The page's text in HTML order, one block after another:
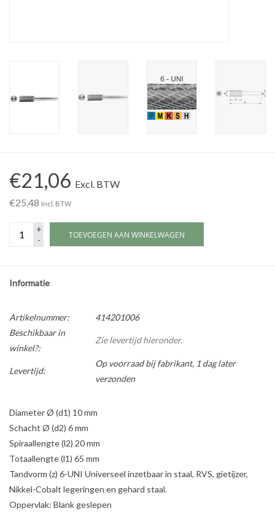
Verspaanbaar materiaal |
Machines |
Cadeaubonnen &
Relatiegeschenken |
Onderdelen |
Oliën & Smeermiddelen |
TIPS & KENNIS
€21,06 Excl. BTW
€25,48 Incl. BTW
+
-
TOEVOEGEN AAN WINKELWAGEN
Informatie
Artikelnummer:
414201006
Beschikbaar in
winkel?:
Zie levertijd hieronder.
Levertijd:
Op voorraad bij fabrikant, 1 dag later
verzonden
Diameter Ø (d1) 10 mm
Schacht Ø (d2) 6 mm
Spiraallengte (l2) 20 mm
Totaallengte (l1) 65 mm
Tandvorm (z) 6-UNI Universeel inzetbaar in staal, RVS, gietijzer,
Nikkel-Cobalt legeringen en gehard staal.
Oppervlak: Blank geslepen